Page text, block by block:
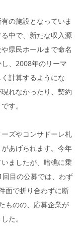
の施設となっていま
中で、新たな収入源
県民ホールまで命名
、2008年のリーマ
計算するようにな
れなかったり、契約
す。
ズやコンサドーレ札
あげられます。今年
ましたが、暗礁に乗
目の公募では、わず
面で折り合わずに断
ものの、応募企業が
た。